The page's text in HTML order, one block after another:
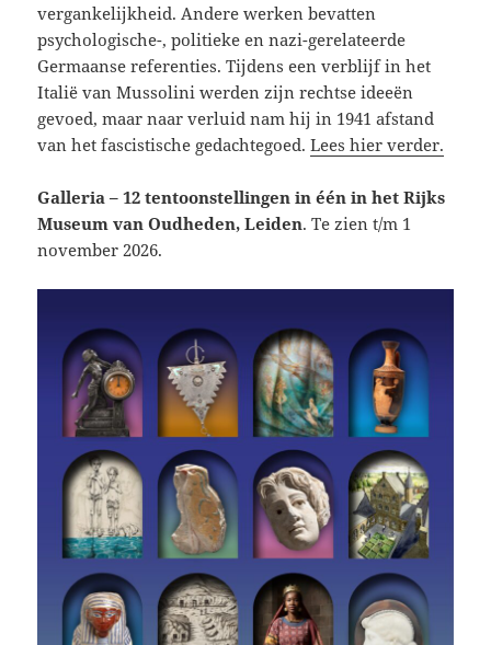
vergankelijkheid. Andere werken bevatten
psychologische-, politieke en nazi-gerelateerde
Germaanse referenties. Tijdens een verblijf in het
Italië van Mussolini werden zijn rechtse ideeën
gevoed, maar naar verluid nam hij in 1941 afstand
van het fascistische gedachtegoed.Lees hier verder.
Galleria – 12 tentoonstellingen in één in het Rijks
Museum van Oudheden, Leiden. Te zien t/m 1
november 2026.